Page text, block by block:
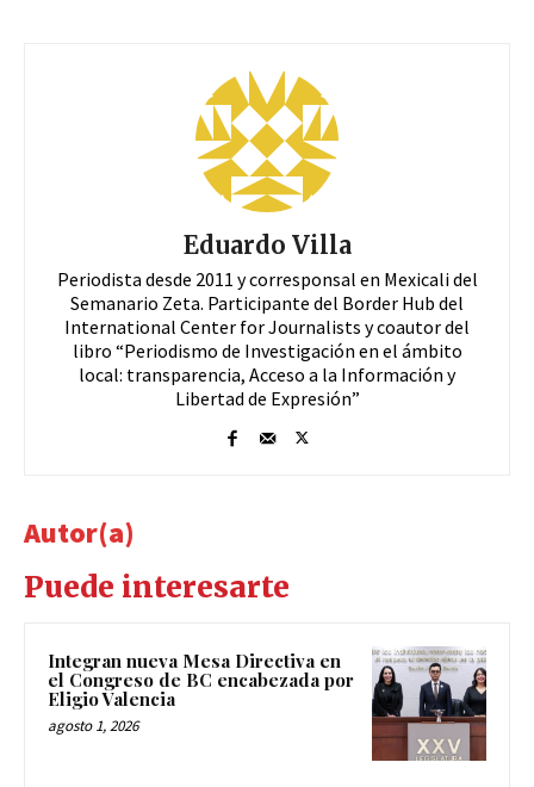
Eduardo Villa
Periodista desde 2011 y corresponsal en Mexicali del
Semanario Zeta. Participante del Border Hub del
International Center for Journalists y coautor del
libro “Periodismo de Investigación en el ámbito
local: transparencia, Acceso a la Información y
Libertad de Expresión”
Autor(a)
Puede interesarte
Integran nueva Mesa Directiva en
el Congreso de BC encabezada por
Eligio Valencia
agosto 1, 2026